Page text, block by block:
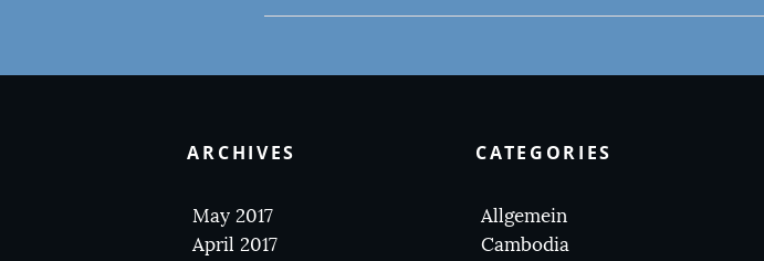
ARCHIVES
May 2017
April 2017
CATEGORIES
Allgemein
Cambodia